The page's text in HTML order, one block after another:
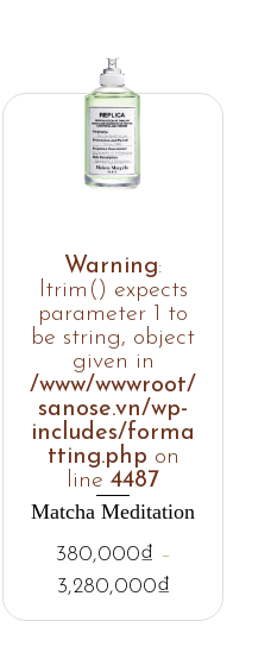
Warning:
ltrim() expects
parameter 1 to
be string, object
given in
/www/wwwroot/
sanose.vn/wp-
includes/forma
tting.php on
line4487
Matcha Meditation
380,000₫ –
3,280,000₫